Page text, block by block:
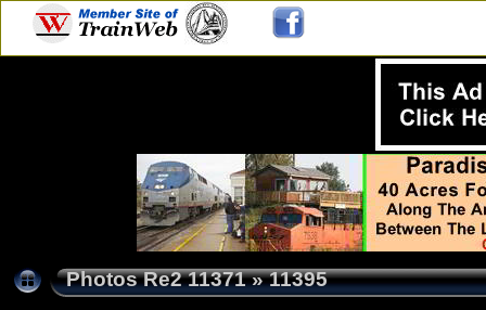
Photos Re2 11371»11395